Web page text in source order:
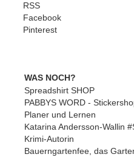
RSS
Facebook
Pinterest
WAS NOCH?
Spreadshirt SHOP
PABBYS WORD -
Planer und Lernen
Katarina Andersson-Wallin
Krimi-Autorin
Bauerngartenfee, das